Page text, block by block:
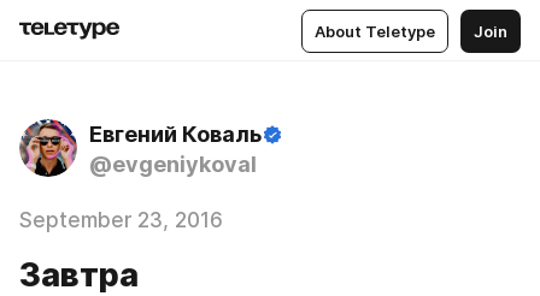
About Teletype Join
Евгений Коваль
@evgeniykoval
September 23, 2016
Завтра